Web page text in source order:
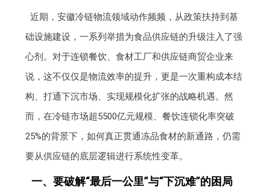
近期，安徽冷链物流领域动作频频，从政策扶持到基
础设施建设，一系列举措为食品供应链的升级注入了强
心剂。对于连锁餐饮、食材工厂和供应链商贸企业来
说，这不仅仅是物流效率的提升，更是一次重构成本结
构、打通下沉市场、实现规模化扩张的战略机遇。然
而，在冷链市场超5500亿元规模、餐饮连锁化率突破
25%的背景下，如何真正贯通冻品食材的新通路，仍需
要从供应链的底层逻辑进行系统性变革。
一、要破解“最后一公里”与“下沉难”的困局